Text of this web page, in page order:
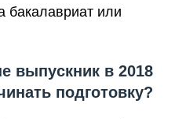
бакалавриат или
выпускник в 2018
подготовку?